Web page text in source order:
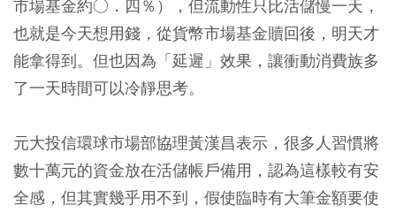
市場基金約○．四％），但流動性只比活儲慢一天，
也就是今天想用錢，從貨幣市場基金贖回後，明天才
能拿得到。但也因為「延遲」效果，讓衝動消費族多
了一天時間可以冷靜思考。
元大投信環球市場部協理黃漢昌表示，很多人習慣將
數十萬元的資金放在活儲帳戶備用，認為這樣較有安
全感，但其實幾乎用不到，假使臨時有大筆金額要使